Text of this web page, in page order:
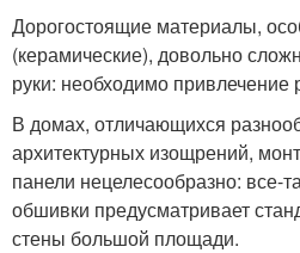
Дорогостоящие материалы,
(керамические), довольно
руки: необходимо привлечение
В домах, отличающихся
архитектурных изощрений,
панели нецелесообразно: все-
обшивки предусматривает
стены большой площади.